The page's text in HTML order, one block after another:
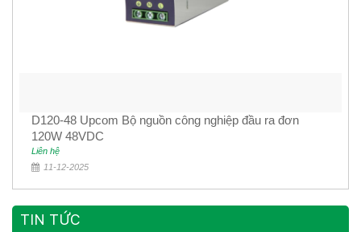
D120-48 Upcom Bộ nguồn công nghiệp đầu ra đơn
120W 48VDC
Liên hệ
11-12-2025
TIN TỨC